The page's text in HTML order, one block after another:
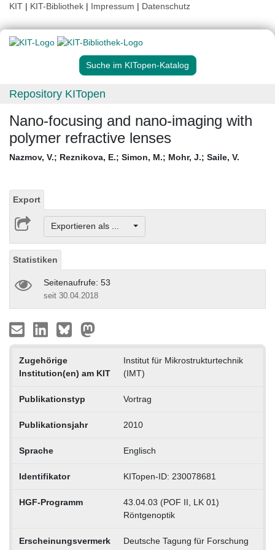
KIT | KIT-Bibliothek | Impressum | Datenschutz
Suche im KITopen-Katalog
Repository KITopen
Nano-focusing and nano-imaging with
polymer refractive lenses
Nazmov, V.; Reznikova, E.; Simon, M.; Mohr, J.; Saile, V.
Export
Exportieren als ...
Statistiken
Seitenaufrufe: 53
seit 30.04.2018
Zugehörige
Institution(en) am KIT
Institut für Mikrostrukturtechnik
(IMT)
Publikationstyp Vortrag
Publikationsjahr 2010
Sprache Englisch
Identifikator KITopen-ID: 230078681
HGF-Programm
43.04.03 (POF II, LK 01)
Röntgenoptik
Erscheinungsvermerk
Deutsche Tagung für Forschung